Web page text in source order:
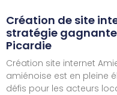
Création de site
stratégie gagnante
Picardie
Création site internet
amiénoise est en pleine
défis pour les acteurs